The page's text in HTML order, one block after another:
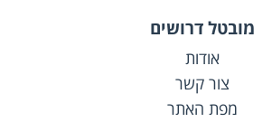
מובטל דרושים
אודות
צור קשר
מפת האתר